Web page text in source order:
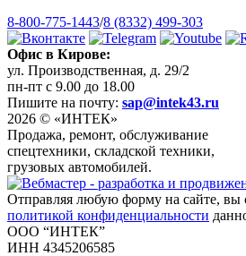
8-800-775-1443/8 (8332) 499-303
Офис в Кирове:
ул. Производственная, д. 29/2
пн-пт с 9.00 до 18.00
Пишите на почту: sap@intek43.ru
2026 © «ИНТЕК»
Продажа, ремонт, обслуживание
спецтехники, складской техники,
грузовых автомобилей.
Отправляя любую форму на сайте, вы
политикой конфиденциальности
ООО “ИНТЕК”
ИНН 4345206585